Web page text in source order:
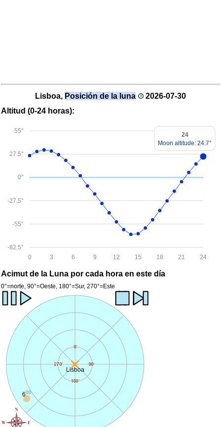
Lisboa, Posición de la luna
2026-07-30
Altitud (0-24 horas):
-82.5°
-55°
-27.5°
0°
27.5°
55°
24
21
18
15
12
9
6
3
0
24
Moon altitude: 24.7°
Acimut de la Luna por cada hora en este día
0°=norte, 90°=Oeste, 180°=Sur, 270°=Este
Lisboa
600